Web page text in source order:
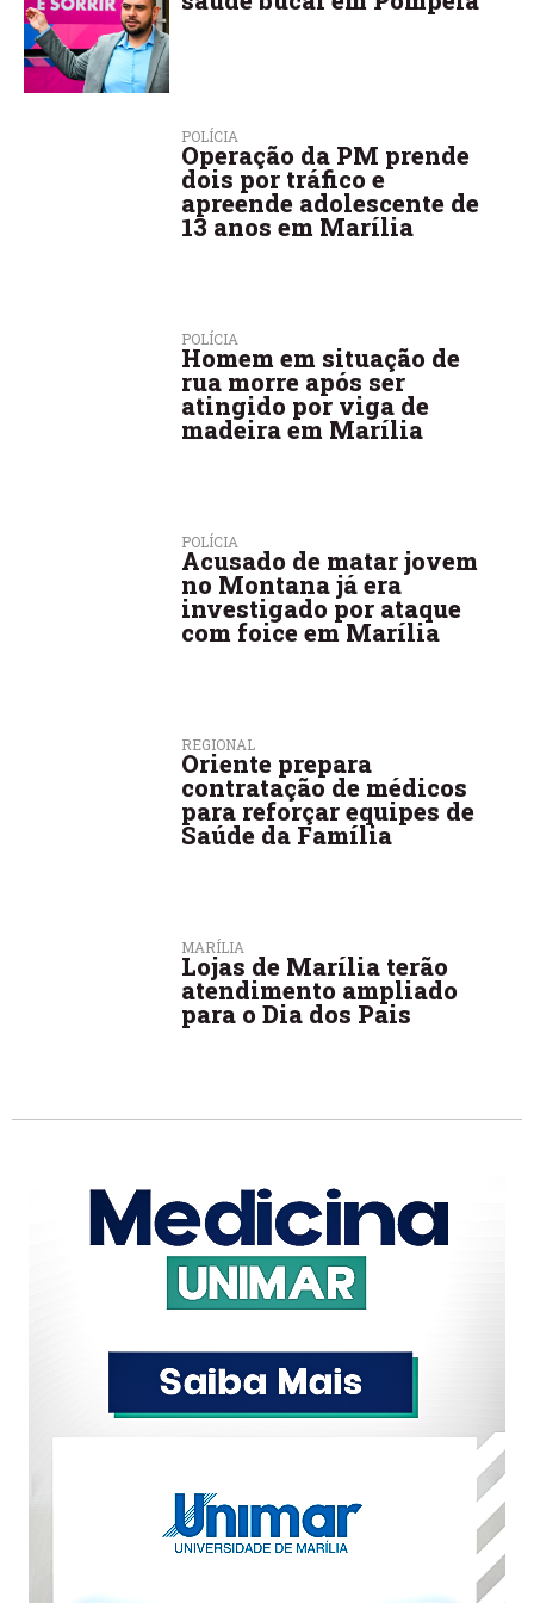
POLÍCIA
Operação da PM prende
dois por tráfico e
apreende adolescente de
13 anos em Marília
POLÍCIA
Homem em situação de
rua morre após ser
atingido por viga de
madeira em Marília
POLÍCIA
Acusado de matar jovem
no Montana já era
investigado por ataque
com foice em Marília
REGIONAL
Oriente prepara
contratação de médicos
para reforçar equipes de
Saúde da Família
MARÍLIA
Lojas de Marília terão
atendimento ampliado
para o Dia dos Pais